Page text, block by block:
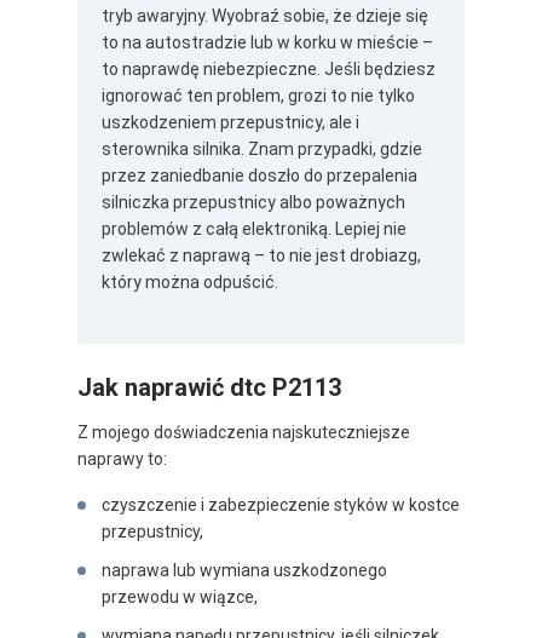
tryb awaryjny. Wyobraź sobie, że dzieje się
to na autostradzie lub w korku w mieście –
to naprawdę niebezpieczne. Jeśli będziesz
ignorować ten problem, grozi to nie tylko
uszkodzeniem przepustnicy, ale i
sterownika silnika. Znam przypadki, gdzie
przez zaniedbanie doszło do przepalenia
silniczka przepustnicy albo poważnych
problemów z całą elektroniką. Lepiej nie
zwlekać z naprawą – to nie jest drobiazg,
który można odpuścić.
Jak naprawić dtc P2113
Z mojego doświadczenia najskuteczniejsze
naprawy to:
czyszczenie i zabezpieczenie styków w kostce
przepustnicy,
naprawa lub wymiana uszkodzonego
przewodu w wiązce,